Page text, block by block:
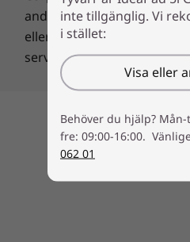
Specifikationerna kan variera
andra länder. Andra namn
eller tjänster kan vara
servicemärken som tillhör
Tillbaka till
inte tillgänglig. Vi
i stället:
Visa eller
Behöver du hjälp? Mån-
fre: 09:00-16:00.
062 01